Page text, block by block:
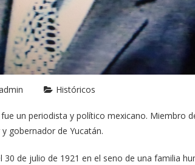
Históricos
un periodista y político mexicano. Miembro
gobernador de Yucatán.
30 de julio de 1921 en el seno de una familia